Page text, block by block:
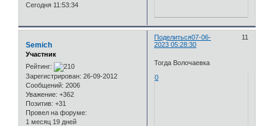
Сегодня 11:53:34
Поделиться 11
07-06-
2023 05:28:30
Semich
Участник
Рейтинг:
Зарегистрирован: 26-09-2012
Сообщений: 2006
Уважение: +362
Позитив: +31
Провел на форуме:
1 месяц 19 дней
Тогда Волочаевка
0